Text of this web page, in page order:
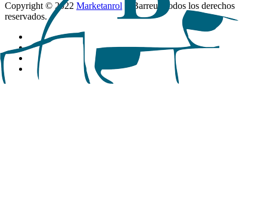
Copyright © 2022 Marketanrol + Barreu, Todos los derechos
reservados.